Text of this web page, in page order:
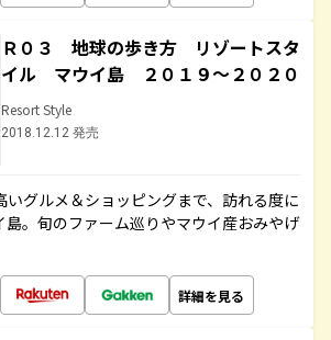
Ｒ０３ 地球の歩き方 リゾートスタ
イル マウイ島 ２０１９～２０２０
Resort Style
2018.12.12 発売
いグルメ＆ショッピングまで、訪れる度に
島。旬のファーム巡りやマウイ産おみやげ
詳細を見る